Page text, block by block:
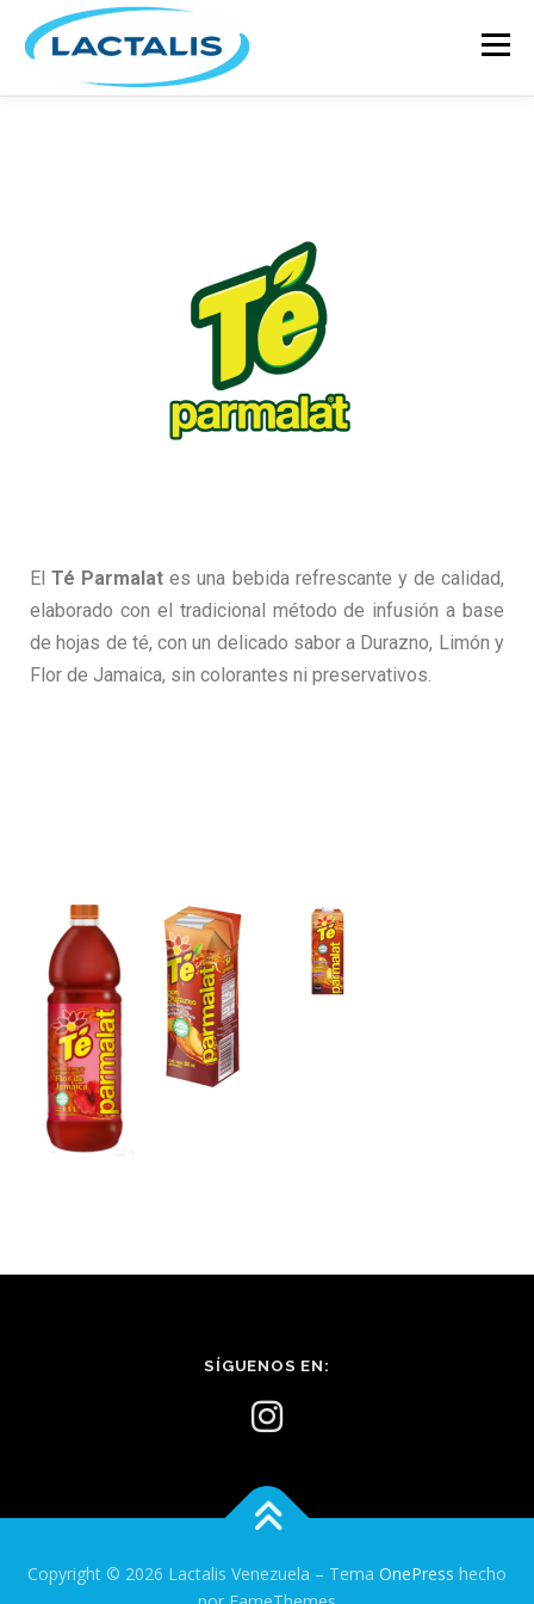
Menú
ÚNETE A NUESTRO EQUIPO
CONTÁCTANOS
ElTé Parmalat es una bebida refrescante y de calidad,
elaborado con el tradicional método de infusión a base
de hojas de té, con un delicado sabor a Durazno, Limón y
Flor de Jamaica, sin colorantes ni preservativos.
SÍGUENOS EN:
Copyright © 2026 Lactalis Venezuela – Tema OnePress hecho